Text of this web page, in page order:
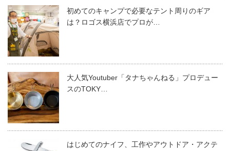
初めてのキャンプで必要なテント周りのギア
は？ロゴス横浜店でプロが…
大人気Youtuber「タナちゃんねる」プロデュー
スのTOKY…
はじめてのナイフ、工作やアウトドア・アクテ